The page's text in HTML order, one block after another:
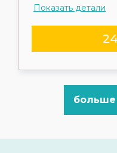
Показать детали